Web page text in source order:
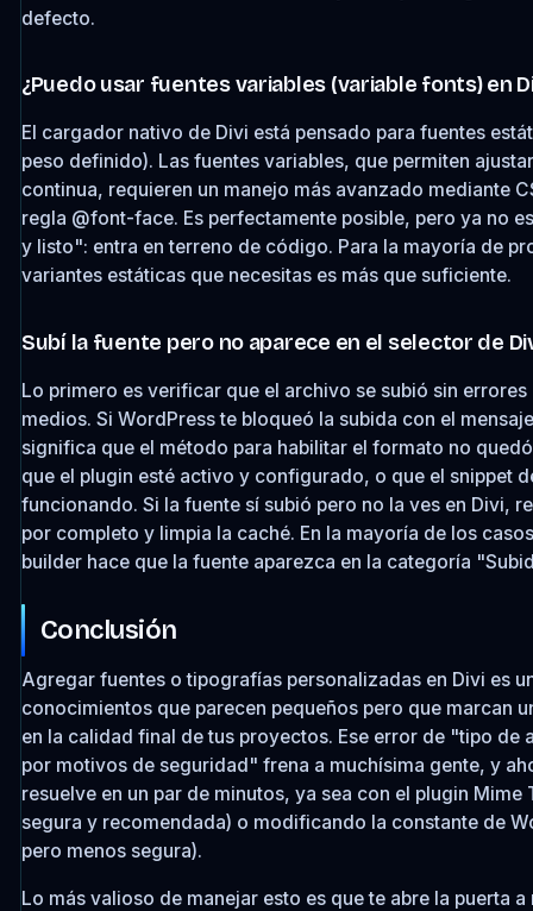
defecto.
¿Puedo usar fuentes variables (variable fonts) en
El cargador nativo de Divi está pensado para fuentes
peso definido). Las fuentes variables, que permiten
continua, requieren un manejo más avanzado mediante
regla @font-face. Es perfectamente posible, pero ya no
y listo": entra en terreno de código. Para la mayoría de
variantes estáticas que necesitas es más que suficiente.
Subí la fuente pero no aparece en el selector de
Lo primero es verificar que el archivo se subió sin
medios. Si WordPress te bloqueó la subida con el
significa que el método para habilitar el formato no
que el plugin esté activo y configurado, o que el snippet
funcionando. Si la fuente sí subió pero no la ves en Divi,
por completo y limpia la caché. En la mayoría de los
builder hace que la fuente aparezca en la categoría
Conclusión
Agregar fuentes o tipografías personalizadas en Divi es
conocimientos que parecen pequeños pero que marcan
en la calidad final de tus proyectos. Ese error de "tipo de
por motivos de seguridad" frena a muchísima gente, y
resuelve en un par de minutos, ya sea con el plugin Mime
segura y recomendada) o modificando la constante de
pero menos segura).
Lo más valioso de manejar esto es que te abre la puerta